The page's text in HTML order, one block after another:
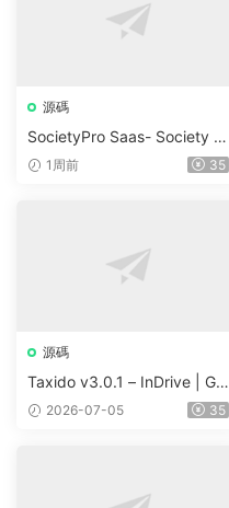
源碼
SocietyPro Saas- Society M
anagement Software v1.0.7
1周前 35
源碼
Taxido v3.0.1 – InDrive | Gr
ab | Uber Clone | Taxi Booki
2026-07-05 35